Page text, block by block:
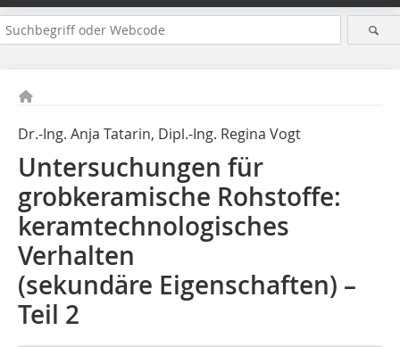
Dr.-Ing. Anja Tatarin, Dipl.-Ing. Regina Vogt
Untersuchungen für
grobkeramische Rohstoffe:
keramtechnologisches
Verhalten
(sekundäre Eigenschaften) –
Teil 2